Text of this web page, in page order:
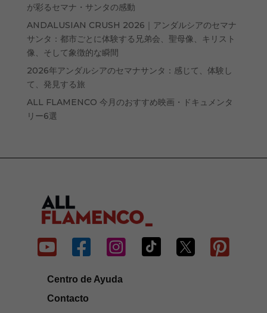
が彩るセマナ・サンタの感動
ANDALUSIAN CRUSH 2026｜アンダルシアのセマナ
サンタ：都市ごとに体験する兄弟会、聖母像、キリスト
像、そして象徴的な瞬間
2026年アンダルシアのセマナサンタ：感じて、体験し
て、発見する旅
ALL FLAMENCO 今月のおすすめ映画・ドキュメンタ
リー6選
     
Centro de Ayuda
Contacto